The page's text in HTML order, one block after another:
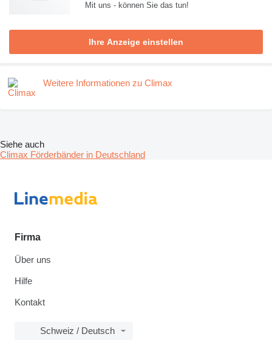
Mit uns - können Sie das tun!
Ihre Anzeige einstellen
Weitere Informationen zu Climax
Siehe auch
Climax Förderbänder in Deutschland
Firma
Über uns
Hilfe
Kontakt
Schweiz / Deutsch